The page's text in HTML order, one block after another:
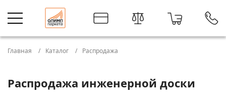
Главная Каталог Распродажа
Распродажа инженерной доски